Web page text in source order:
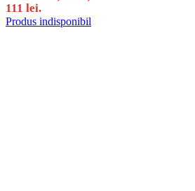
111 lei.
Produs indisponibil